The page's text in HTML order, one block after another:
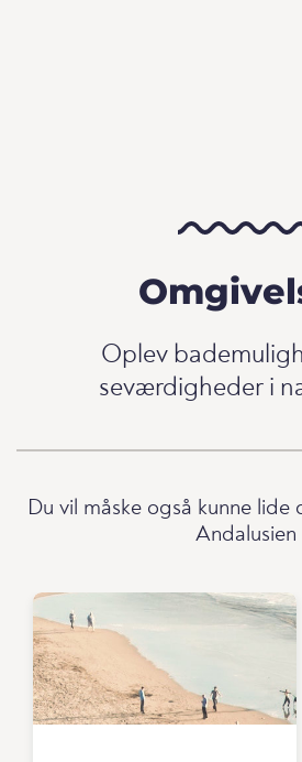
Oplev
seværdigheder i
Du vil måske også kunne lide
Andalusien